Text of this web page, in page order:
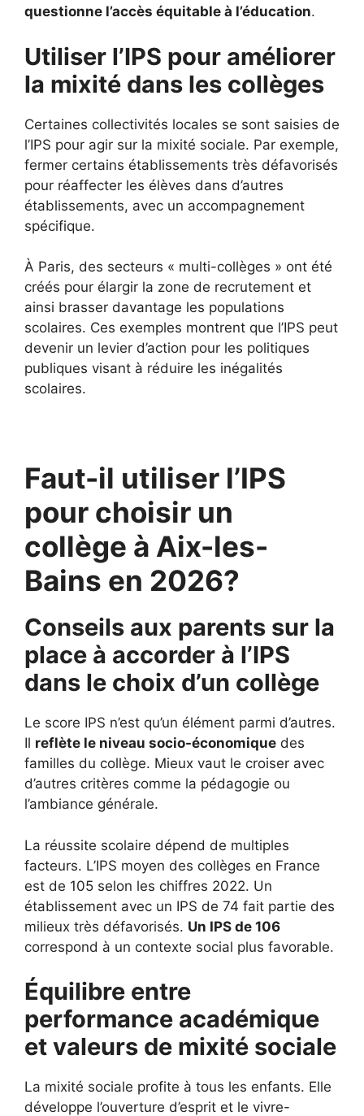
questionne l’accès équitable à l’éducation.
Utiliser l’IPS pour améliorer
la mixité dans les collèges
Certaines collectivités locales se sont saisies de
l’IPS pour agir sur la mixité sociale. Par exemple,
fermer certains établissements très défavorisés
pour réaffecter les élèves dans d’autres
établissements, avec un accompagnement
spécifique.
À Paris, des secteurs « multi-collèges » ont été
créés pour élargir la zone de recrutement et
ainsi brasser davantage les populations
scolaires. Ces exemples montrent que l’IPS peut
devenir un levier d’action pour les politiques
publiques visant à réduire les inégalités
scolaires.
Faut-il utiliser l’IPS
pour choisir un
collège à Aix-les-
Bains en 2026?
Conseils aux parents sur la
place à accorder à l’IPS
dans le choix d’un collège
Le score IPS n’est qu’un élément parmi d’autres.
Il reflète le niveau socio-économique des
familles du collège. Mieux vaut le croiser avec
d’autres critères comme la pédagogie ou
l’ambiance générale.
La réussite scolaire dépend de multiples
facteurs. L’IPS moyen des collèges en France
est de 105 selon les chiffres 2022. Un
établissement avec un IPS de 74 fait partie des
milieux très défavorisés. Un IPS de 106
correspond à un contexte social plus favorable.
Équilibre entre
performance académique
et valeurs de mixité sociale
La mixité sociale profite à tous les enfants. Elle
développe l’ouverture d’esprit et le vivre-